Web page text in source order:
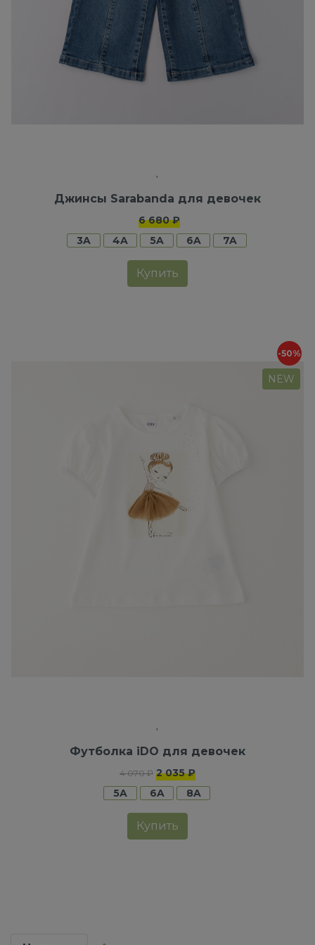
Джинсы Sarabanda для девочек
6 680 ₽
3A
4A 5A 6A 7A
Купить
-50%
NEW
Футболка iDO для девочек
4 070 ₽ 2 035 ₽
5A
6A 8A
Купить